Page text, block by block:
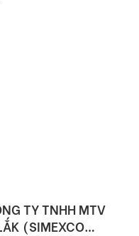
TY TNHH MTV
(SIMEXCO